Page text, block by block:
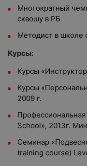
Многократный
сквошу в РБ
Методист в школе
Курсы:
Курсы
Курсы
2009 г.
School», 2013г.
Семинар
training course)